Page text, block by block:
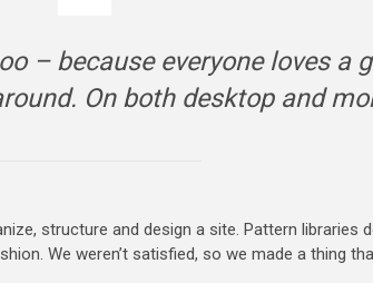
– because everyone loves a
On both desktop and
structure and design a site. Pattern libraries
We weren’t satisfied, so we made a thing